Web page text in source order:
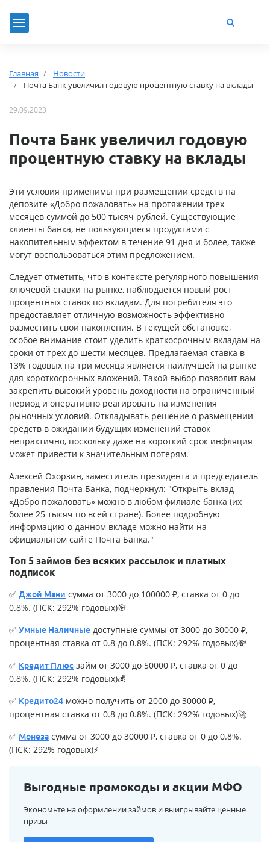
Главная
Новости
Почта Банк увеличил годовую процентную ставку на вклады
29.09.2023
Почта Банк увеличил годовую
процентную ставку на вклады
Эти условия применимы при размещении средств на
депозите «Добро пожаловать» на протяжении трех
месяцев суммой до 500 тысяч рублей. Существующие
клиенты банка, не пользующиеся продуктами с
накопительным эффектом в течение 91 дня и более, также
могут воспользоваться этим предложением.
Следует отметить, что в контексте регулярного повышения
ключевой ставки на рынке, наблюдается новый рост
процентных ставок по вкладам. Для потребителя это
предоставляет отличную возможность эффективно
разместить свои накопления. В текущей обстановке,
особое внимание стоит уделить краткосрочным вкладам на
сроки от трех до шести месяцев. Предлагаемая ставка в
13% годовых на три месяца является наилучшей на рынке
для короткосрочных вложений. Такой выбор позволит вам
закрепить высокий уровень доходности на ограниченный
период и оперативно реагировать на изменения
рыночных условий. Откладывать решение о размещении
средств в ожидании будущих изменений ставок
непрактично, поскольку даже на короткий срок инфляция
может привести к значительным потерям.
Алексей Охорзин, заместитель президента и председатель
правления Почта Банка, подчеркнул: "Открыть вклад
«Добро пожаловать» можно в любом филиале банка (их
более 25 тысяч по всей стране). Более подробную
информацию о данном вкладе можно найти на
официальном сайте Почта Банка."
Топ 5 займов без всяких рассылок и платных
подписок
✅ Джой Мани сумма от 3000 до 100000 ₽, ставка от 0 до
0.8%. (ПСК: 292% годовых)🎯
✅ Умные Наличные доступные суммы от 3000 до 30000 ₽,
процентная ставка от 0.8 до 0.8%. (ПСК: 292% годовых)💸
✅ Кредит Плюс займ от 3000 до 50000 ₽, ставка от 0 до
0.8%. (ПСК: 292% годовых)💰
✅ Кредито24 можно получить от 2000 до 30000 ₽,
процентная ставка от 0.8 до 0.8%. (ПСК: 292% годовых)🚀
✅ Монеза сумма от 3000 до 30000 ₽, ставка от 0 до 0.8%.
(ПСК: 292% годовых)⚡
Выгодные промокоды и акции МФО
Экономьте на оформлении займов и выигрывайте ценные
призы